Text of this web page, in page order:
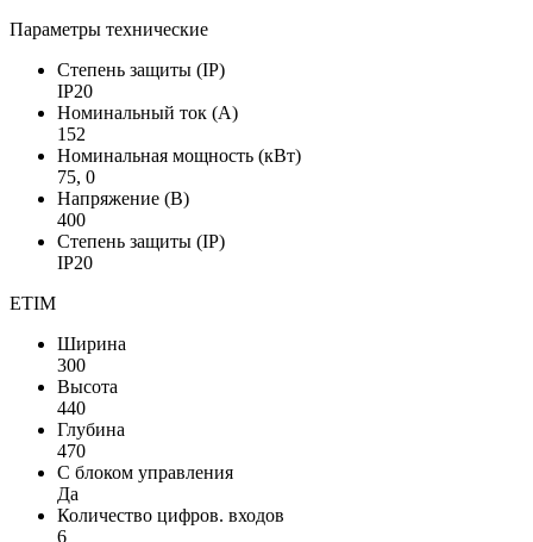
Параметры технические
Степень защиты (IP)
IP20
Номинальный ток (А)
152
Номинальная мощность (кВт)
75, 0
Напряжение (В)
400
Степень защиты (IP)
IP20
ETIM
Ширина
300
Высота
440
Глубина
470
С блоком управления
Да
Количество цифров. входов
6